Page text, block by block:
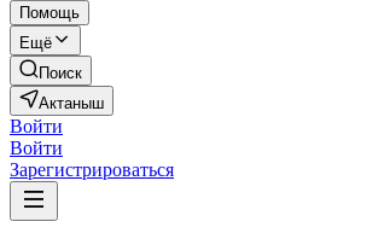
Помощь
Ещё
Поиск
Актаныш
Войти
Войти
Зарегистрироваться